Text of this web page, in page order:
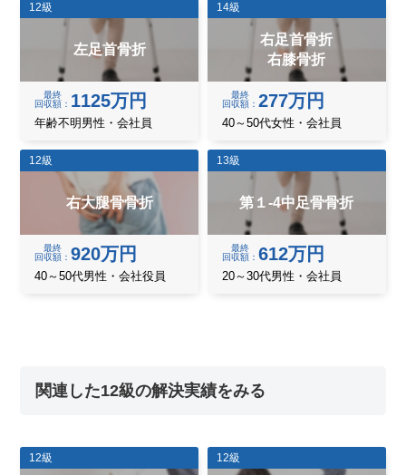
12級
左足首骨折
最終
回収額
1125万円
年齢不明男性・会社員
14級
右足首骨折
右膝骨折
最終
回収額
277万円
40～50代女性・会社員
12級
右大腿骨骨折
最終
回収額
920万円
40～50代男性・会社役員
13級
第１-4中足骨骨折
最終
回収額
612万円
20～30代男性・会社員
関連した12級の解決実績をみる
12級 12級